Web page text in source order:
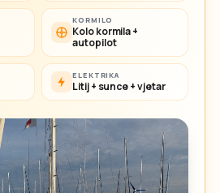
KORMILO
Kolo kormila +
autopilot
ELEKTRIKA
Litij + sunce + vjetar